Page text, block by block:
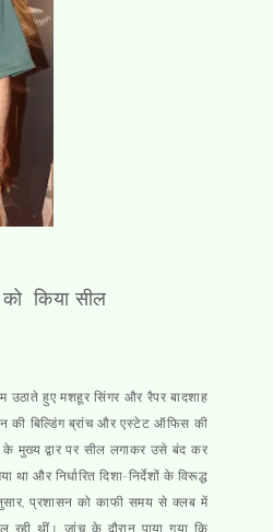
किया सील
हुए मशहूर सिंगर और रैपर बादशाह
की बिल्डिंग ब्रांच और एस्टेट ऑफिस की
मुख्य द्वार पर सील लगाकर उसे बंद कर
और निर्धारित दिशा-निर्देशों के विरूद्ध
प्रशासन को काफी समय से क्लब में
रही थीं। जांच के दौरान पाया गया कि